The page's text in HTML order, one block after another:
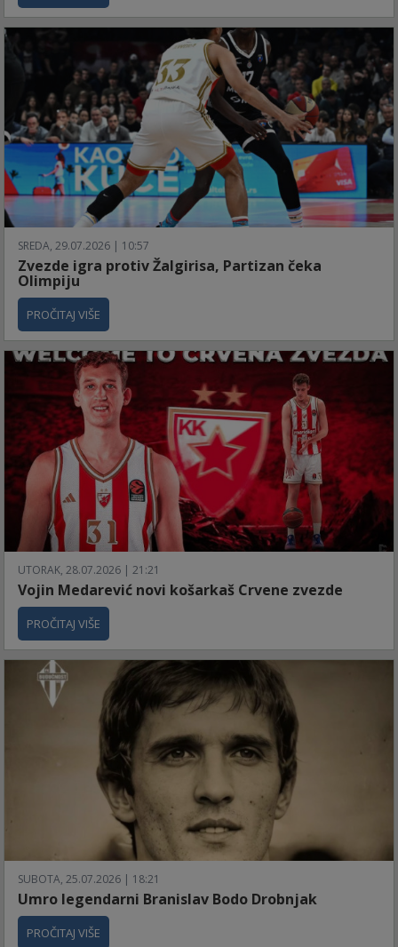
SREDA, 29.07.2026 | 10:57
Zvezde igra protiv Žalgirisa, Partizan čeka
Olimpiju
PROČITAJ VIŠE
UTORAK, 28.07.2026 | 21:21
Vojin Medarević novi košarkaš Crvene zvezde
PROČITAJ VIŠE
SUBOTA, 25.07.2026 | 18:21
Umro legendarni Branislav Bodo Drobnjak
PROČITAJ VIŠE